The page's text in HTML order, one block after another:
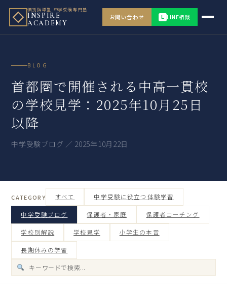
個別指導型 中学受験専門塾
INSPIRE
ACADEMY
お問い合わせ L LINE相談
BLOG
首都圏で開催される中高一貫校
の学校見学：2025年10月25日
以降
中学受験ブログ ／ 2025年10月22日
CATEGORY すべて 中学受験に役立つ体験学習
中学受験ブログ 保護者・家庭 保護者コーチング
学校別解説 学校見学 小学生の本音
長期休みの学習